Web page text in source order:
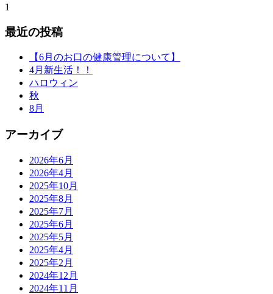
1
最近の投稿
【6月のお口の健康管理について】
4月新生活！！
ハロウィン
秋
8月
アーカイブ
2026年6月
2026年4月
2025年10月
2025年8月
2025年7月
2025年6月
2025年5月
2025年4月
2025年2月
2024年12月
2024年11月